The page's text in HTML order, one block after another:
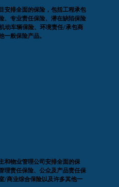
安排全面的保险，包括工程承包
、专业责任保险、潜在缺陷保险
动车辆保险、环境责任/承包商
一般保险产品。
和物业管理公司安排全面的保
理责任保险、公众及产品责任保
/商业综合保险以及许多其他一